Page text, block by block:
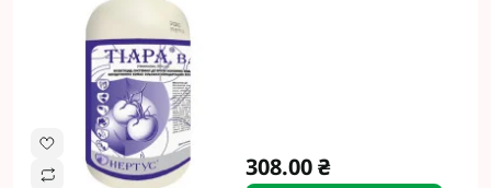
308.00 ₴